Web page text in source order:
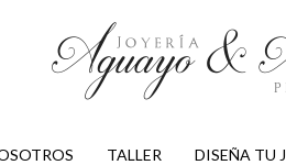
TALLER DISEÑA TU